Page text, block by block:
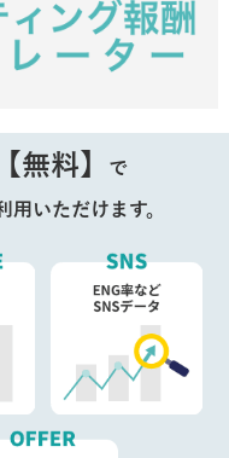
無料】 で
用いただけます。